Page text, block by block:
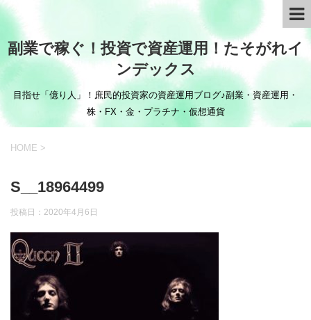
副業で稼ぐ！投資で資産運用！たそがれイ
ンデックス
目指せ「億り人」！庶民的投資家の資産運用ブログ♪副業・資産運用・
株・FX・金・プラチナ・仮想通貨
HOME >
S__18964499
投稿日： 2020年4月6日